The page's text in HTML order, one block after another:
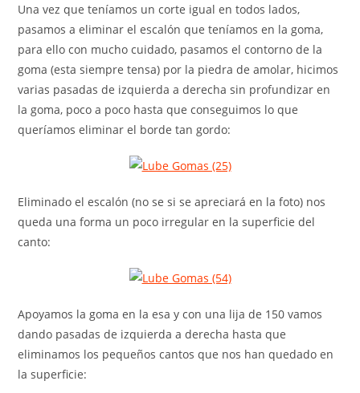
Una vez que teníamos un corte igual en todos lados,
pasamos a eliminar el escalón que teníamos en la goma,
para ello con mucho cuidado, pasamos el contorno de la
goma (esta siempre tensa) por la piedra de amolar, hicimos
varias pasadas de izquierda a derecha sin profundizar en
la goma, poco a poco hasta que conseguimos lo que
queríamos eliminar el borde tan gordo:
Eliminado el escalón (no se si se apreciará en la foto) nos
queda una forma un poco irregular en la superficie del
canto:
Apoyamos la goma en la esa y con una lija de 150 vamos
dando pasadas de izquierda a derecha hasta que
eliminamos los pequeños cantos que nos han quedado en
la superficie: